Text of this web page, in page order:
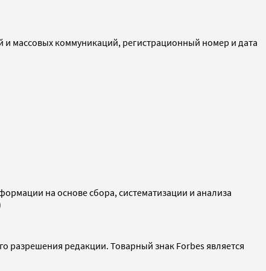
массовых коммуникаций, регистрационный номер и дата
на основе сбора, систематизации и анализа
разрешения редакции. Товарный знак Forbes является